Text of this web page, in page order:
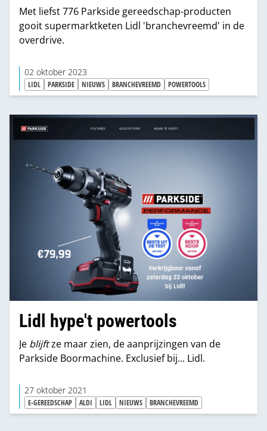
Met liefst 776 Parkside gereedschap-producten
gooit supermarktketen Lidl 'branchevreemd' in de
overdrive.
02 oktober 2023
LIDL PARKSIDE NIEUWS BRANCHEVREEMD POWERTOOLS
Lidl hype't powertools
Je blijftze maar zien, de aanprijzingen van de
Parkside Boormachine. Exclusief bij... Lidl.
27 oktober 2021
E-GEREEDSCHAP ALDI LIDL NIEUWS BRANCHEVREEMD